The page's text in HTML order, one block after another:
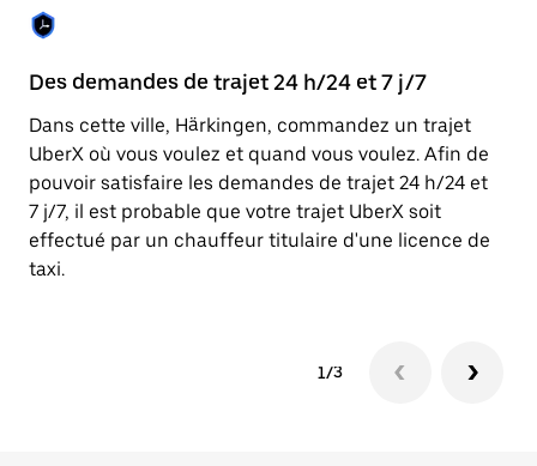
Des demandes de trajet 24 h/24 et 7 j/7
Dans cette ville, Härkingen, commandez un trajet
UberX où vous voulez et quand vous voulez. Afin de
pouvoir satisfaire les demandes de trajet 24 h/24 et
7 j/7, il est probable que votre trajet UberX soit
effectué par un chauffeur titulaire d'une licence de
taxi.
1/3